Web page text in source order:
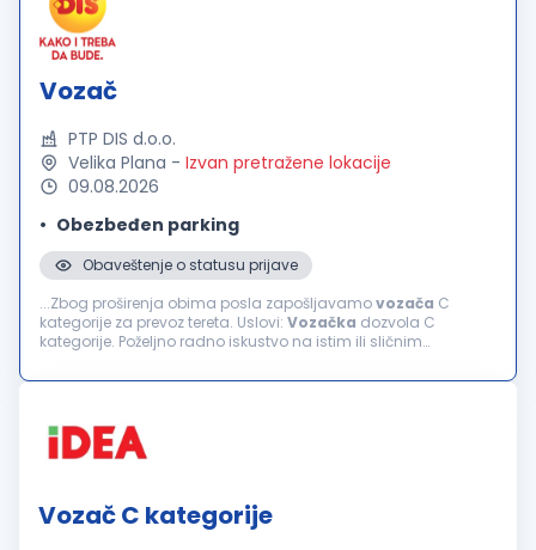
Vozač
PTP DIS d.o.o.
Velika Plana - Izvan pretražene lokacije
09.08.2026
Obezbeđen parking
Obaveštenje o statusu prijave
...Zbog proširenja obima posla zapošljavamovozača C
kategorije za prevoz tereta. Uslovi: Vozačka dozvola C
kategorije. Poželjno radno iskustvo na istim ili sličnim
prema poslu. Savesno...
Vozač C kategorije